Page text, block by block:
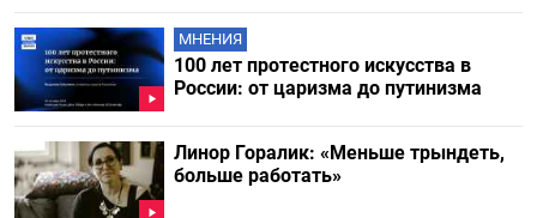
МНЕНИЯ
100 лет протестного искусства в
России: от царизма до путинизма
Линор Горалик: «Меньше трындеть,
больше работать»